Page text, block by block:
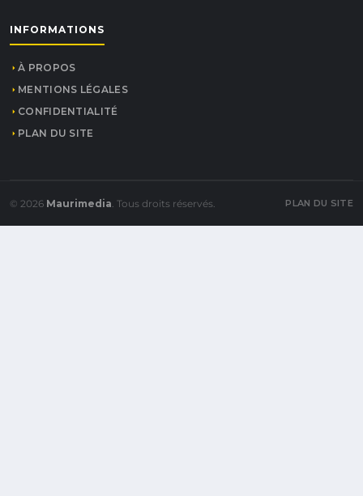
INFORMATIONS
À PROPOS
MENTIONS LÉGALES
CONFIDENTIALITÉ
PLAN DU SITE
© 2026 Maurimedia. Tous droits réservés. PLAN DU SITE